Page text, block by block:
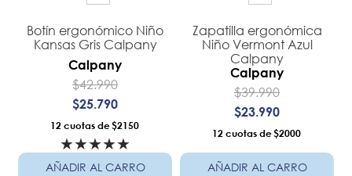
Botín ergonómico Niño
Kansas Gris Calpany
Calpany
$42.990
$25.790
12 $2150
★★★★★
AÑADIR AL CARRO
Zapatilla ergonómica
Niño Vermont Azul
Calpany
Calpany
$39.990
$23.990
12 $2000
AÑADIR AL CARRO